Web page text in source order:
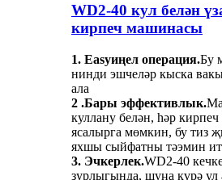
WD2-40 кул белән
кирпеч машинасы
1. Easyиңел операция.Бу
нинди эшчеләр кыска
ала
2 .Бары эффективлык.
куллану белән, һәр кирпеч
ясалырга мөмкин, бу тиз
яхшы сыйфатны тәэмин
3. Эчкерлек.WD2-40
зурлыгында, шуңа күрә ул